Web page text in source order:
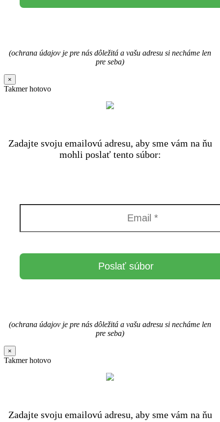
(ochrana údajov je pre nás dôležitá a vašu adresu si necháme len
pre seba)
×
Takmer hotovo
Zadajte svoju emailovú adresu, aby sme vám na ňu
mohli poslať tento súbor:
(ochrana údajov je pre nás dôležitá a vašu adresu si necháme len
pre seba)
×
Takmer hotovo
Zadajte svoju emailovú adresu, aby sme vám na ňu